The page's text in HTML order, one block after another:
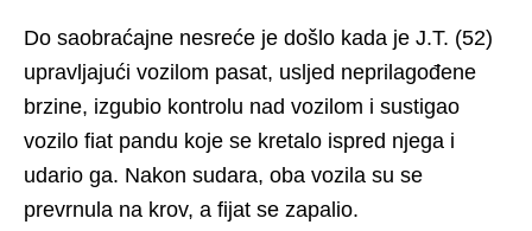
Do saobraćajne nesreće je došlo kada je J.T. (52)
upravljajući vozilom pasat, usljed neprilagođene
brzine, izgubio kontrolu nad vozilom i sustigao
vozilo fiat pandu koje se kretalo ispred njega i
udario ga. Nakon sudara, oba vozila su se
prevrnula na krov, a fijat se zapalio.